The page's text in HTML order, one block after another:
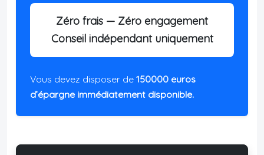
Zéro frais — Zéro engagement
Conseil indépendant uniquement
Vous devez disposer de 150000 euros
d’épargne immédiatement disponible.